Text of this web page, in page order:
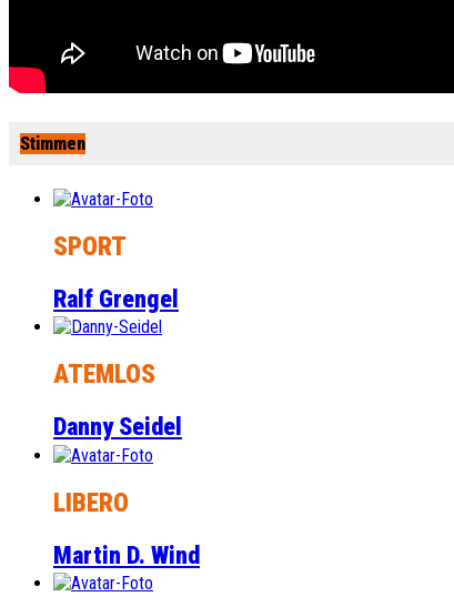
Stimmen
SPORT
Ralf Grengel
ATEMLOS
Danny Seidel
LIBERO
Martin D. Wind